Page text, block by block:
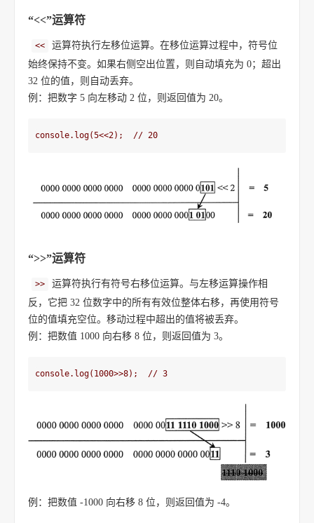
“<<”运算符
<<
运算符执行左移位运算。在移位运算过程中，符号位
始终保持不变。如果右侧空出位置，则自动填充为 0；超出
32 位的值，则自动丢弃。
例：把数字 5 向左移动 2 位，则返回值为 20。
console.log(5<<2);  // 20
“>>”运算符
>>
运算符执行有符号右移位运算。与左移运算操作相
反，它把 32 位数字中的所有有效位整体右移，再使用符号
位的值填充空位。移动过程中超出的值将被丢弃。
例：把数值 1000 向右移 8 位，则返回值为 3。
console.log(1000>>8);  // 3
例：把数值 -1000 向右移 8 位，则返回值为 -4。